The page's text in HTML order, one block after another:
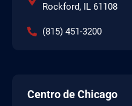
Rockford, IL 61108
(815) 451-3200
Centro de Chicago